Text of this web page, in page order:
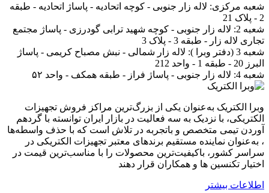
شعبه مرکزی: لاله زار جنوبی - کوچه اتحادیه - پاساژ اتحادیه - طبقه
2 - پلاک 21
شعبه 2:
لاله زار جنوبی - کوچه شهید ترابی گودرزی - پاساژ مجتمع
تجاری لاله زار - طبقه 3 - پلاک 3
شعبه 3 (دفتر وبرا ):
لاله زار شمالی - نبش مصباح کریمی - پاساژ
البرز 20 - طبقه 1 - واحد 212
شعبه 4:
لاله زار جنوبی - پاساژ فراز - طبقه همکف - واحد ۵۲
وبرا الکتریک به‌عنوان یکی از بزرگ‌ترین مراکز فروش تجهیزات
الکتریکی، با نزدیک به سه فعالیت در بازار ایران توانسته با گردهم‌
آوردن تیمی متخصص و باتجربه در تلاش است که با حذف واسطه‌ها
، به‌عنوان نماینده مستقیم برندهای معتبر تجهیزات الکتریکی در
سراسر کشور، باکیفیت‌ترین محصولات را با مناسب‌ترین قیمت در
اختیار تکنسین ها و همکاران قرار دهند
اطلاعات بیشتر